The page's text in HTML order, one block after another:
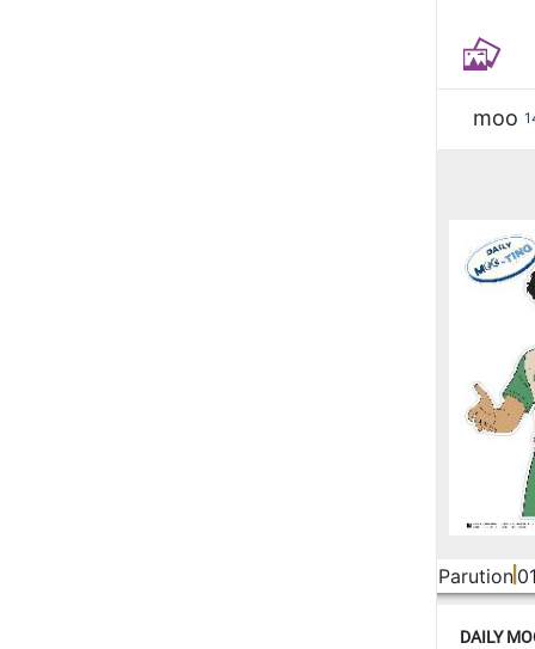
moo
Parution
DAILY